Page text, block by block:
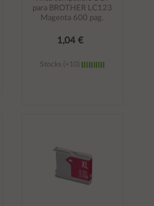
para BROTHER LC123
Magenta 600 pag.
1,04 €
Stocks (+10)